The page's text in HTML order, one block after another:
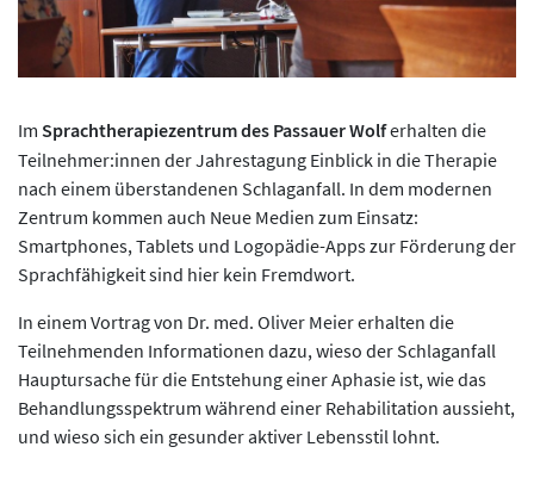
Im Sprachtherapiezentrum des Passauer Wolferhalten die
Teilnehmer:innen der Jahrestagung Einblick in die Therapie
nach einem überstandenen Schlaganfall. In dem modernen
Zentrum kommen auch Neue Medien zum Einsatz:
Smartphones, Tablets und Logopädie-Apps zur Förderung der
Sprachfähigkeit sind hier kein Fremdwort.
In einem Vortrag von Dr. med. Oliver Meier erhalten die
Teilnehmenden Informationen dazu, wieso der Schlaganfall
Hauptursache für die Entstehung einer Aphasie ist, wie das
Behandlungsspektrum während einer Rehabilitation aussieht,
und wieso sich ein gesunder aktiver Lebensstil lohnt.